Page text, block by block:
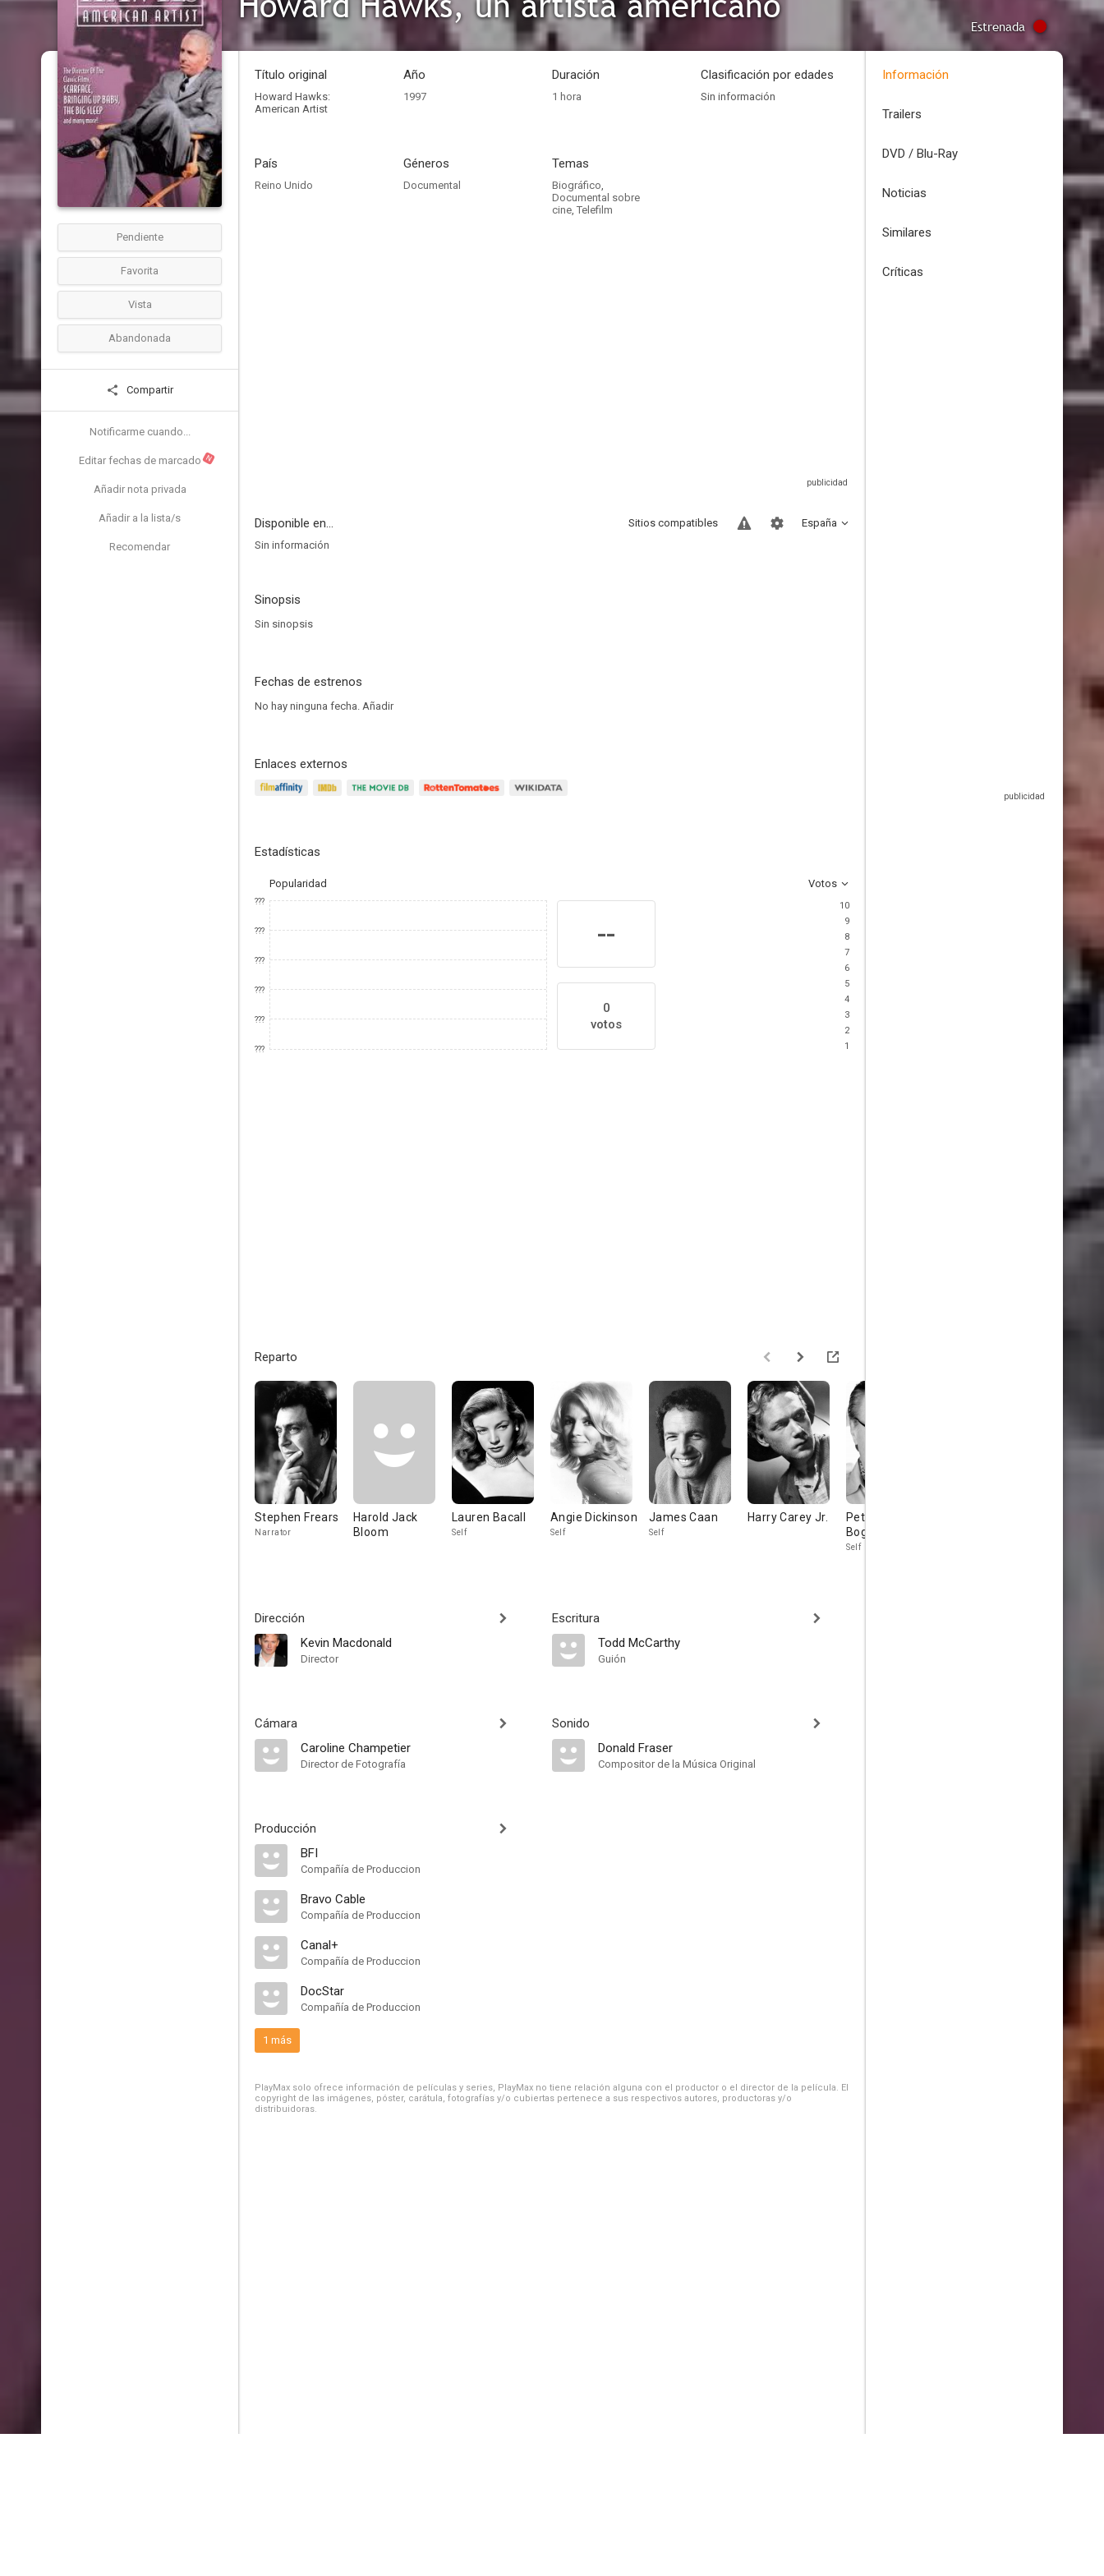
Estrenada
Pendiente
Favorita
Vista
Abandonada
Compartir
Notificarme cuando...
Editar fechas de marcado N
Añadir nota privada
Añadir a la lista/s
Recomendar
Título original
Howard Hawks:
American Artist
Año
1997
Duración
1 hora
Clasificación por edades
Sin información
País
Reino Unido
Géneros
Documental
Temas
Biográfico,
Documental sobre
cine, Telefilm
Disponible en... España
Sitios compatibles
Sin información
Sinopsis
Sin sinopsis
Fechas de estrenos
No hay ninguna fecha. Añadir
Enlaces externos
Estadísticas
Popularidad Votos
???
???
???
???
???
???
--
0
votos
10
9
8
7
6
5
4
3
2
1
Reparto
Stephen Frears
Narrator
Harold Jack
Bloom
Lauren Bacall
Self
Angie Dickinson
Self
James Caan
Self
Harry Carey Jr.
Peter
Bogdanovich
Self
Dirección
Kevin Macdonald
Director
Cámara
Caroline Champetier
Director de Fotografía
Producción
BFI
Compañía de Produccion
Bravo Cable
Compañía de Produccion
Canal+
Compañía de Produccion
DocStar
Compañía de Produccion
1 más
Escritura
Todd McCarthy
Guión
Sonido
Donald Fraser
Compositor de la Música Original
PlayMax solo ofrece información de películas y series, PlayMax no tiene relación alguna con el productor o el director de la película. El
copyright de las imágenes, póster, carátula, fotografías y/o cubiertas pertenece a sus respectivos autores, productoras y/o
distribuidoras.
Información
Trailers
DVD / Blu-Ray
Noticias
Similares
Críticas